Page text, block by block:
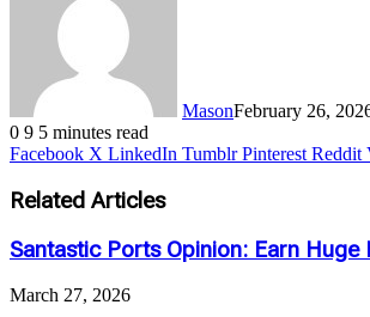
MasonFebruary 26,
0 9 5 minutes read
Facebook X LinkedIn Tumblr Pinterest Reddit
Related Articles
Santastic Ports Opinion: Earn
March 27, 2026